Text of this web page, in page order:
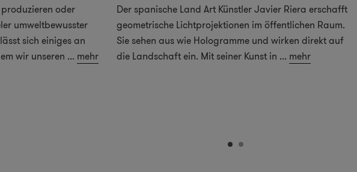
oder
umweltbewusster
sich einiges an
wir unseren ... mehr
Der spanische Land Art Künstler Javier Riera erschafft
geometrische Lichtprojektionen im öffentlichen Raum.
Sie sehen aus wie Hologramme und wirken direkt auf
die Landschaft ein. Mit seiner Kunst in ... mehr